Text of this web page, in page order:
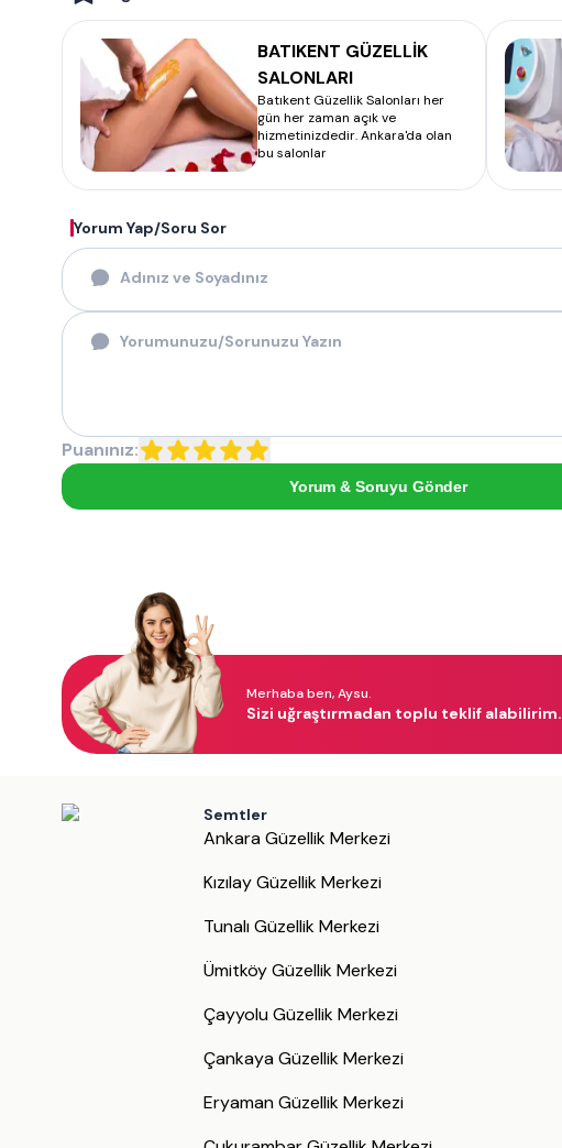
BATIKENT GÜZELLİK
SALONLARI
Batıkent Güzellik Salonları her
gün her zaman açık ve
hizmetinizdedir. Ankara'da olan
bu salonlar
Yorum Yap/Soru Sor
Puanınız:
Yorum & Soruyu Gönder
Merhaba ben, Aysu.
Sizi uğraştırmadan toplu teklif alabilirim.
Semtler
Ankara Güzellik Merkezi
Kızılay Güzellik Merkezi
Tunalı Güzellik Merkezi
Ümitköy Güzellik Merkezi
Çayyolu Güzellik Merkezi
Çankaya Güzellik Merkezi
Eryaman Güzellik Merkezi